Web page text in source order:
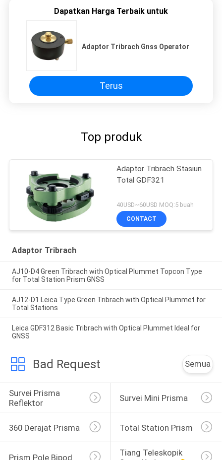
Dapatkan Harga Terbaik untuk
Adaptor Tribrach Gnss Operator
Terus
Top produk
Adaptor Tribrach Stasiun
Total GDF321
40USD~60USD MOQ:5 buah
CONTACT
Adaptor Tribrach
AJ10-D4 Green Tribrach with Optical Plummet Topcon Type
for Total Station Prism GNSS
AJ12-D1 Leica Type Green Tribrach with Optical Plummet for
Total Stations
Leica GDF312 Basic Tribrach with Optical Plummet Ideal for
GNSS
Bad Request Semua
Survei Prisma
Reflektor
Survei Mini Prisma
360 Derajat Prisma Total Station Prism
Prism Pole Bipod
Tiang Teleskopik